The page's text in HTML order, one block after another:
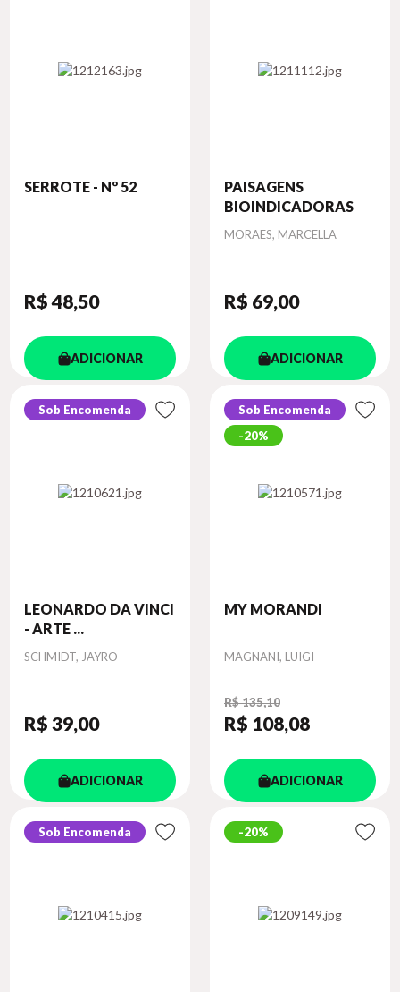
SERROTE - Nº 52
R$ 48,50
ADICIONAR
PAISAGENS
BIOINDICADORAS
Autor
MORAES, MARCELLA
R$ 69,00
ADICIONAR
Sob Encomenda
LEONARDO DA VINCI
- ARTE ...
Autor
SCHMIDT, JAYRO
R$ 39,00
ADICIONAR
Sob Encomenda
20%
MY MORANDI
Autor
MAGNANI, LUIGI
R$ 135,10
R$ 108,08
ADICIONAR
Sob Encomenda 20%